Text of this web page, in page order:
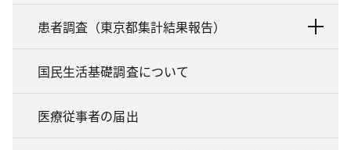
患者調査（東京都集計結果報告）
国民生活基礎調査について
医療従事者の届出